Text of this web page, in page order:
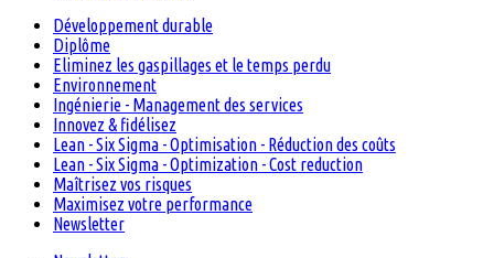
Développement durable
Diplôme
Eliminez les gaspillages et le temps perdu
Environnement
Ingénierie - Management des services
Innovez & fidélisez
Lean - Six Sigma - Optimisation - Réduction des coûts
Lean - Six Sigma - Optimization - Cost reduction
Maîtrisez vos risques
Maximisez votre performance
Newsletter